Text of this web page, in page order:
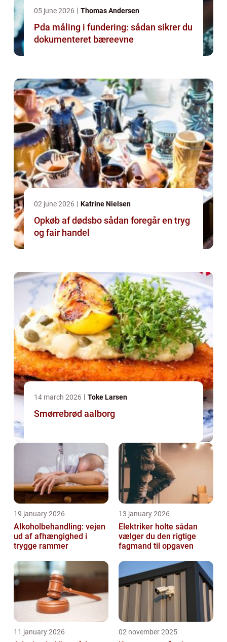
05 june 2026 Thomas Andersen
Pda måling i fundering: sådan sikrer du
dokumenteret bæreevne
02 june 2026 Katrine Nielsen
Opkøb af dødsbo sådan foregår en tryg
og fair handel
14 march 2026 Toke Larsen
Smørrebrød aalborg
19 january 2026
Alkoholbehandling: vejen
ud af afhængighed i
trygge rammer
13 january 2026
Elektriker holte sådan
vælger du den rigtige
fagmand til opgaven
11 january 2026 02 november 2025